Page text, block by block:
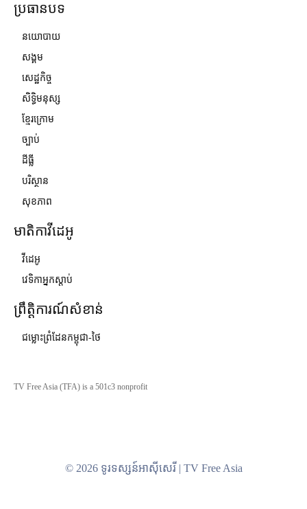
ប្រធានបទ
នយោបាយ
សង្គម
សេដ្ឋកិច្ច
សិទ្ធិមនុស្ស
ខ្មែរក្រោម
ច្បាប់
ដីធ្លី
បរិស្ថាន
សុខភាព
មាតិកាវីដេអូ
វីដេអូ
វេទិកាអ្នកស្ដាប់
ព្រឹត្តិការណ៍សំខាន់
ជម្លោះព្រំដែនកម្ពុជា-ថៃ
TV Free Asia (TFA) is a 501c3 nonprofit
© 2026 ទូរទស្សន៍អាស៊ីសេរី | TV Free Asia